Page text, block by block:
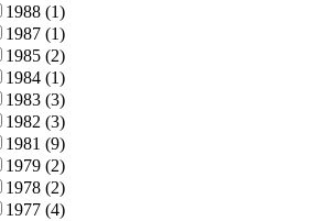
1988 (1)
1987 (1)
1985 (2)
1984 (1)
1983 (3)
1982 (3)
1981 (9)
1979 (2)
1978 (2)
1977 (4)